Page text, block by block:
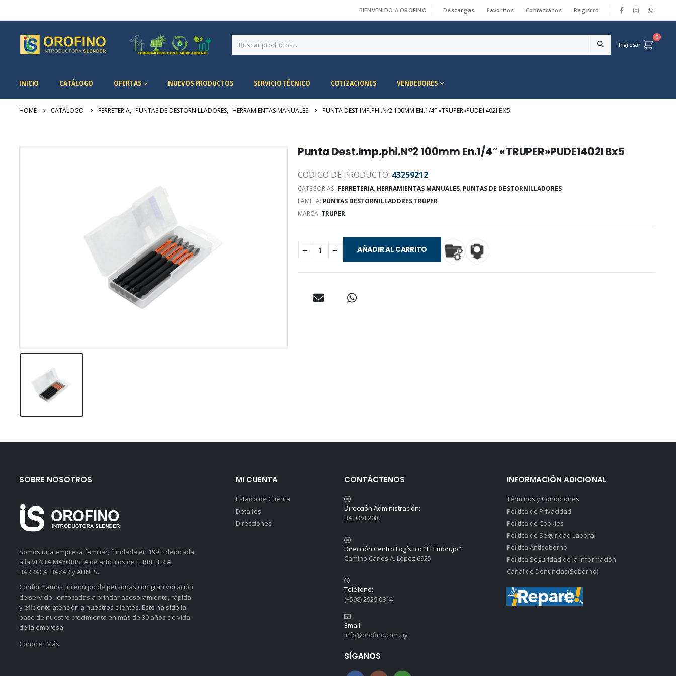
BIENVENIDO A OROFINO Descargas Favoritos Contáctanos Registro
Ingresar
0
INICIO CATÁLOGO OFERTAS NUEVOS PRODUCTOS SERVICIO TÉCNICO COTIZACIONES VENDEDORES
HOME CATÁLOGO FERRETERIA, PUNTAS DE DESTORNILLADORES, HERRAMIENTAS MANUALES PUNTA DEST.IMP.PHI.Nº2 100MM EN.1/4″ «TRUPER»PUDE1402I BX5
Punta Dest.Imp.phi.Nº2 100mm En.1/4″ «TRUPER»PUDE1402I Bx5
CODIGO DE PRODUCTO: 43259212
CATEGORIAS: FERRETERIA, HERRAMIENTAS MANUALES, PUNTAS DE DESTORNILLADORES
FAMILIA: PUNTAS DESTORNILLADORES TRUPER
MARCA: TRUPER
AÑADIR AL CARRITO
SOBRE NOSOTROS
Somos una empresa familiar, fundada en 1991, dedicada
a la VENTA MAYORISTA de artículos de FERRETERIA,
BARRACA, BAZAR y AFINES.
Conformamos un equipo de personas con gran vocación
de servicio, enfocadas a brindar asesoramiento, rápida
y eficiente atención a nuestros clientes. Esto ha sido la
base de nuestro crecimiento en más de 30 años de vida
de la empresa.
Conocer Más
MI CUENTA
Estado de Cuenta
Detalles
Direcciones
CONTÁCTENOS
Dirección Administración:
BATOVI 2082
Dirección Centro Logístico "El Embrujo":
Camino Carlos A. López 6925
Teléfono:
(+598) 2929.0814
Email:
info@orofino.com.uy
SÍGANOS
INFORMACIÓN ADICIONAL
Términos y Condiciones
Política de Privacidad
Política de Cookies
Política de Seguridad Laboral
Política Antisoborno
Política Seguridad de la Información
Canal de Denuncias(Soborno)